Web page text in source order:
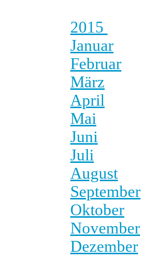
2015
Januar
Februar
März
April
Mai
Juni
Juli
August
September
Oktober
November
Dezember